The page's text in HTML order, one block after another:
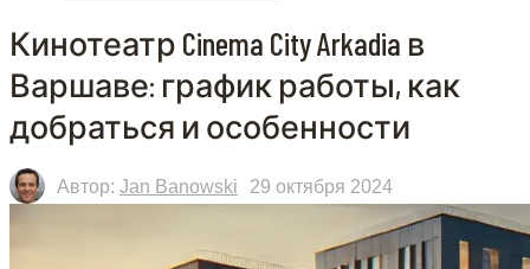
Кинотеатр Cinema City Arkadia в
Варшаве: график работы, как
добраться и особенности
Автор: Jan Banowski 29 октября 2024